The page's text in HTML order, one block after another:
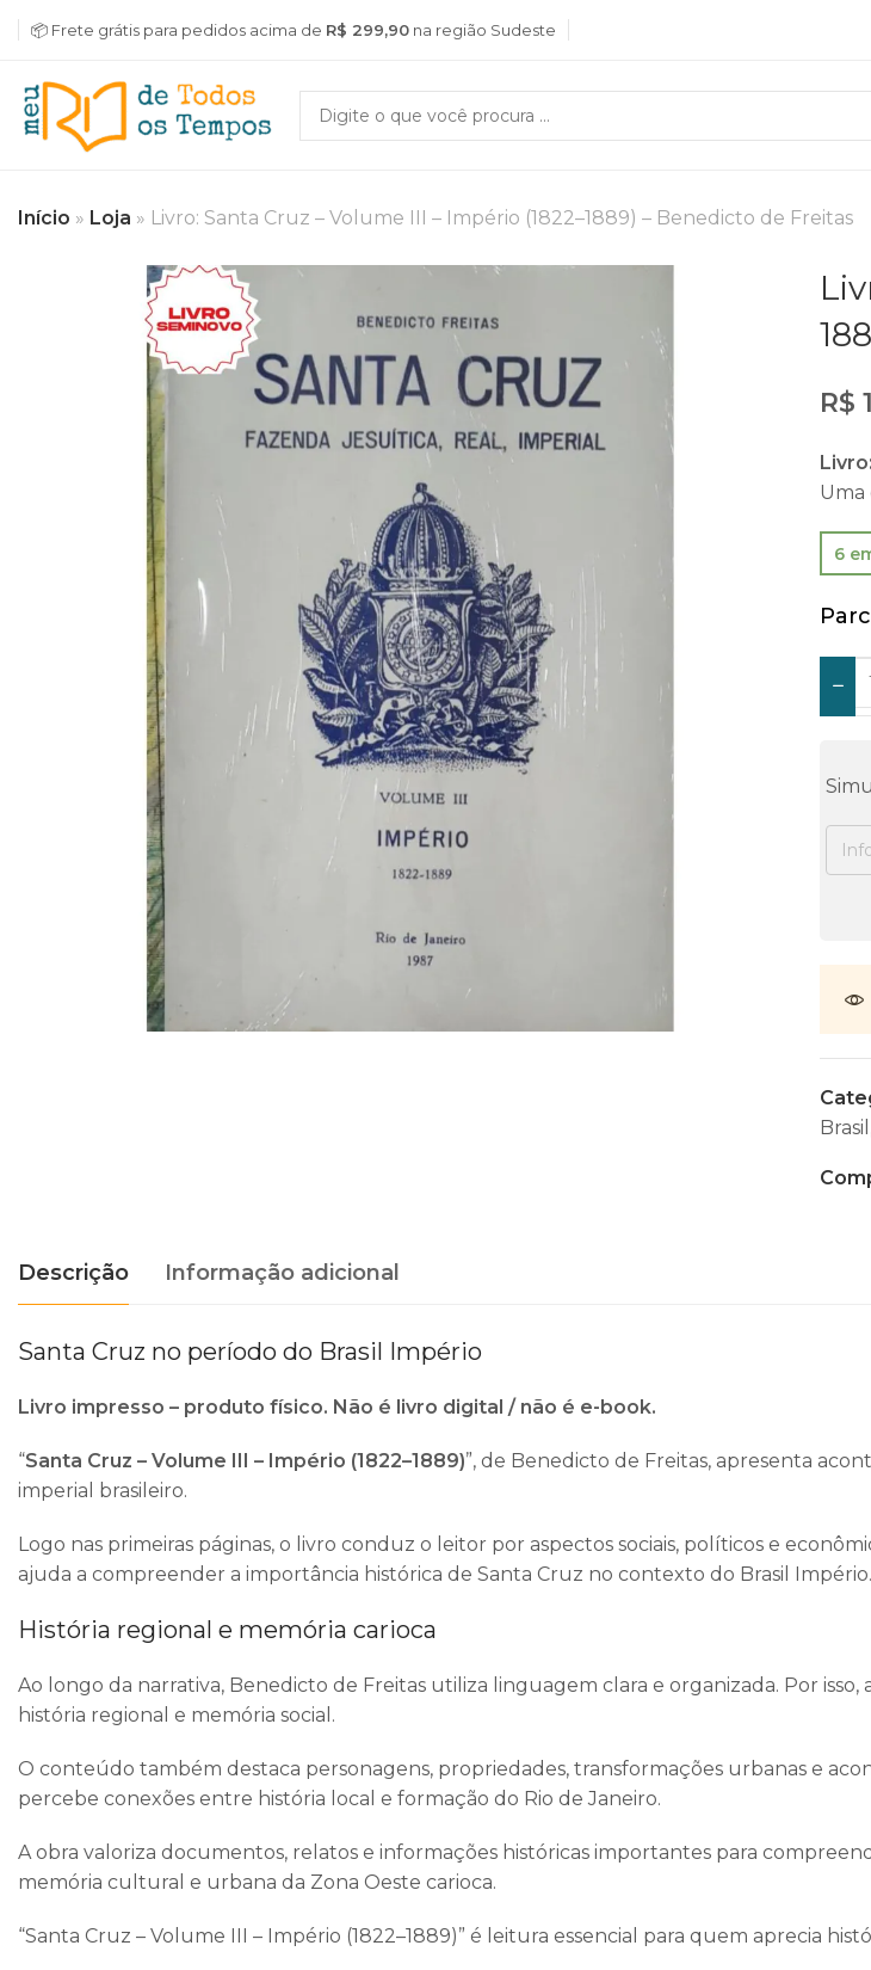
📦 Frete grátis para pedidos acima de R$ 299,90 na região Sudeste
Início » Loja » Livro: Santa Cruz – Volume III – Império (1822–1889) – Benedicto de Freitas
R$
Uma
6
Brasil
Descrição Informação adicional
Santa Cruz no período do Brasil Império
Livro impresso – produto físico. Não é livro digital / não é e-book.
“Santa Cruz – Volume III – Império (1822–1889)”, de Benedicto de Freitas, apresenta
imperial brasileiro.
Logo nas primeiras páginas, o livro conduz o leitor por aspectos sociais, políticos e
ajuda a compreender a importância histórica de Santa Cruz no contexto do Brasil Império.
História regional e memória carioca
Ao longo da narrativa, Benedicto de Freitas utiliza linguagem clara e organizada. Por
história regional e memória social.
O conteúdo também destaca personagens, propriedades, transformações urbanas e
percebe conexões entre história local e formação do Rio de Janeiro.
A obra valoriza documentos, relatos e informações históricas importantes para
memória cultural e urbana da Zona Oeste carioca.
“Santa Cruz – Volume III – Império (1822–1889)” é leitura essencial para quem aprecia